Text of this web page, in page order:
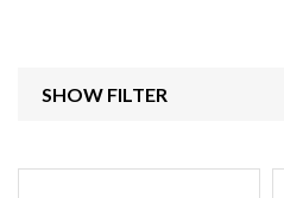
SHOW FILTER